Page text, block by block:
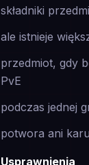
składniki
ale istnieje
przedmiot, gdy
PvE
podczas jednej
potwora ani
Usprawnienia